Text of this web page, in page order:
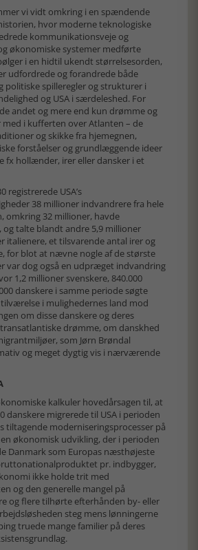
vi vidt omkring i en spændende
hvor moderne teknologiske
kommunikationsveje og
økonomiske systemer medførte
i en hidtil ukendt størrelsesorden,
udfordrede og forandrede både
politiske spilleregler og strukturer i
og USA i særdeleshed. For
andet og mere end kun drømme og
i kufferten over Atlanten – de
og skikke fra hjemegnen,
forståelser og grundlæggende ideer
fx hollænder, irer eller dansker i et
registrerede USA’s
38 millioner indvandrere fra hele
omkring 32 millioner, havde
talte blandt andre 5,9 millioner
italienere, et tilsvarende antal irer og
for blot at nævne nogle af de største
var dog også en udpræget indvandring
1,2 millioner svenskere, 840.000
danskere i samme periode søgte
i mulighedernes land mod
om disse danskere og deres
drømme, om danskhed
som Jørn Brøndal
og meget dygtig vis i nærværende
kalkuler hovedårsagen til, at
danskere migrerede til USA i perioden
tiltagende moderniseringsprocesser på
økonomisk udvikling, der i perioden
Danmark som Europas næsthøjeste
pr. indbygger,
ikke holde trit med
og den generelle mangel på
og flere tilhørte efterhånden by- eller
steg mens lønningerne
truede mange familier på deres